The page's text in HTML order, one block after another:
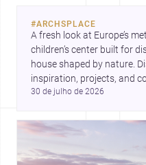
#ARCHSPLACE
A fresh look at Europe’s
children’s center built for
house shaped by nature.
30 de julho de 2026